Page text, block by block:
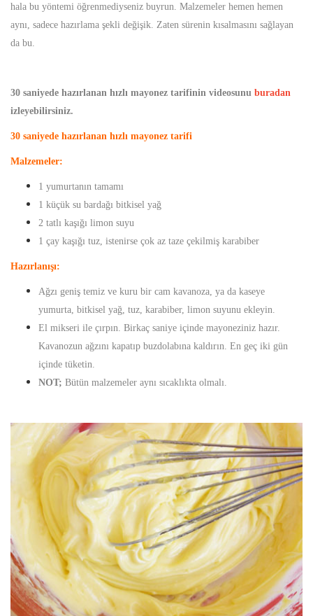
hala bu yöntemi öğrenmediyseniz buyrun. Malzemeler hemen hemen
aynı, sadece hazırlama şekli değişik. Zaten sürenin kısalmasını sağlayan
da bu.
30 saniyede hazırlanan hızlı mayonez tarifinin videosunu buradan
izleyebilirsiniz.
30 saniyede hazırlanan hızlı mayonez tarifi
Malzemeler:
1 yumurtanın tamamı
1 küçük su bardağı bitkisel yağ
2 tatlı kaşığı limon suyu
1 çay kaşığı tuz, istenirse çok az taze çekilmiş karabiber
Hazırlanışı:
Ağzı geniş temiz ve kuru bir cam kavanoza, ya da kaseye
yumurta, bitkisel yağ, tuz, karabiber, limon suyunu ekleyin.
El mikseri ile çırpın. Birkaç saniye içinde mayoneziniz hazır.
Kavanozun ağzını kapatıp buzdolabına kaldırın. En geç iki gün
içinde tüketin.
NOT; Bütün malzemeler aynı sıcaklıkta olmalı.